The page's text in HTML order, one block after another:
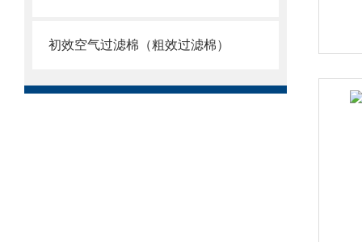
初效空气过滤棉（粗效过滤棉）